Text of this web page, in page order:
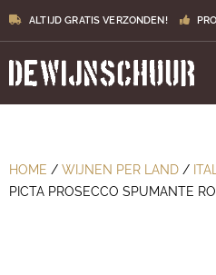
ALTIJD GRATIS VERZONDEN!
HOME / WIJNEN PER LAND /
PICTA PROSECCO SPUMANTE